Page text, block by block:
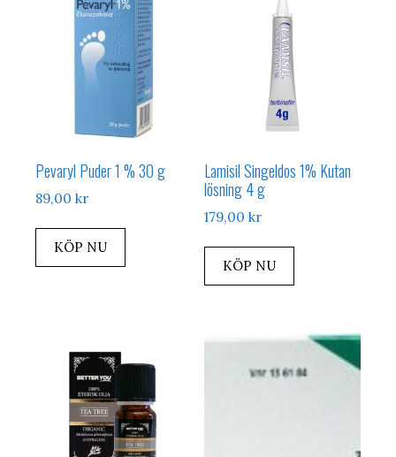
Pevaryl Puder 1 % 30 g
89,00 kr
KÖP NU
Lamisil Singeldos 1% Kutan
lösning 4 g
179,00kr
KÖP NU